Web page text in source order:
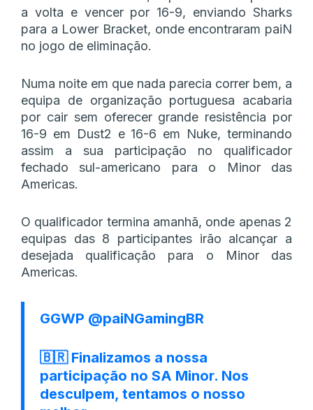
a volta e vencer por 16-9, enviando Sharks
para a Lower Bracket, onde encontraram paiN
no jogo de eliminação.
Numa noite em que nada parecia correr bem, a
equipa de organização portuguesa acabaria
por cair sem oferecer grande resistência por
16-9 em Dust2 e 16-6 em Nuke, terminando
assim a sua participação no qualificador
fechado sul-americano para o Minor das
Americas.
O qualificador termina amanhã, onde apenas 2
equipas das 8 participantes irão alcançar a
desejada qualificação para o Minor das
Americas.
GGWP @paiNGamingBR
🇧🇷 Finalizamos a nossa
participação no SA Minor. Nos
desculpem, tentamos o nosso